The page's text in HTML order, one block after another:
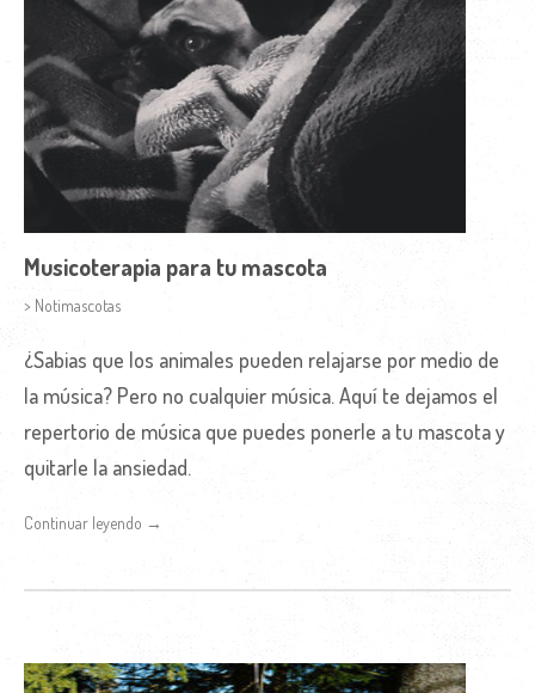
Musicoterapia para tu mascota
> Notimascotas
¿Sabias que los animales pueden relajarse por medio de
la música? Pero no cualquier música. Aquí te dejamos el
repertorio de música que puedes ponerle a tu mascota y
quitarle la ansiedad.
Continuar leyendo →